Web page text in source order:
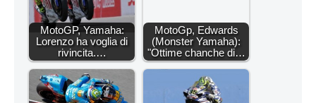
MotoGP, Yamaha:
Lorenzo ha voglia di
rivincita.…
MotoGp, Edwards
(Monster Yamaha):
"Ottime chanche di…